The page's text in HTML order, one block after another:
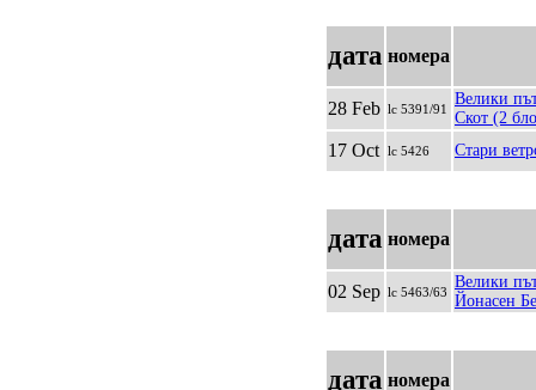
дата номера
28 Feb lc 5391/91
Велики
Скот (2
17 Oct lc 5426 Стари
дата номера
02 Sep lc 5463/63
Велики
Йонасен
дата номера